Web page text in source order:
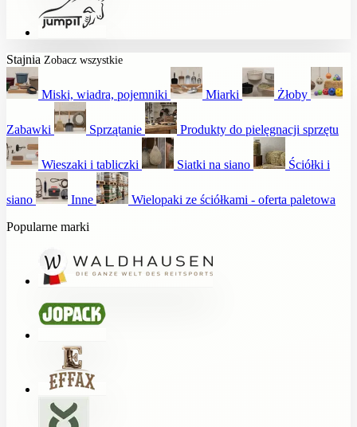
Stajnia Zobacz wszystkie
Miski, wiadra, pojemniki Miarki Żłoby
Zabawki Sprzątanie Produkty do pielęgnacji sprzętu
Wieszaki i tabliczki Siatki na siano Ściółki i
siano Inne
Wielopaki ze ściółkami - oferta paletowa
Popularne marki